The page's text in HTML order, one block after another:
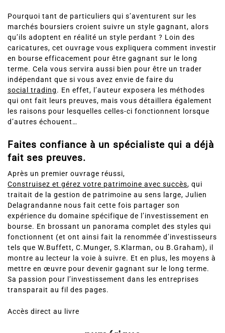
Pourquoi tant de particuliers qui s’aventurent sur les
marchés boursiers croient suivre un style gagnant, alors
qu’ils adoptent en réalité un style perdant ? Loin des
caricatures, cet ouvrage vous expliquera comment investir
en bourse efficacement pour être gagnant sur le long
terme. Cela vous servira aussi bien pour être un trader
indépendant que si vous avez envie de faire du
social trading. En effet, l’auteur exposera les méthodes
qui ont fait leurs preuves, mais vous détaillera également
les raisons pour lesquelles celles-ci fonctionnent lorsque
d’autres échouent…
Faites confiance à un spécialiste qui a déjà
fait ses preuves.
Après un premier ouvrage réussi,
Construisez et gérez votre patrimoine avec succès, qui
traitait de la gestion de patrimoine au sens large, Julien
Delagrandanne nous fait cette fois partager son
expérience du domaine spécifique de l’investissement en
bourse. En brossant un panorama complet des styles qui
fonctionnent (et ont ainsi fait la renommée d’investisseurs
tels que W.Buffett, C.Munger, S.Klarman, ou B.Graham), il
montre au lecteur la voie à suivre. Et en plus, les moyens à
mettre en œuvre pour devenir gagnant sur le long terme.
Sa passion pour l’investissement dans les entreprises
transparait au fil des pages.
Accès direct au livre